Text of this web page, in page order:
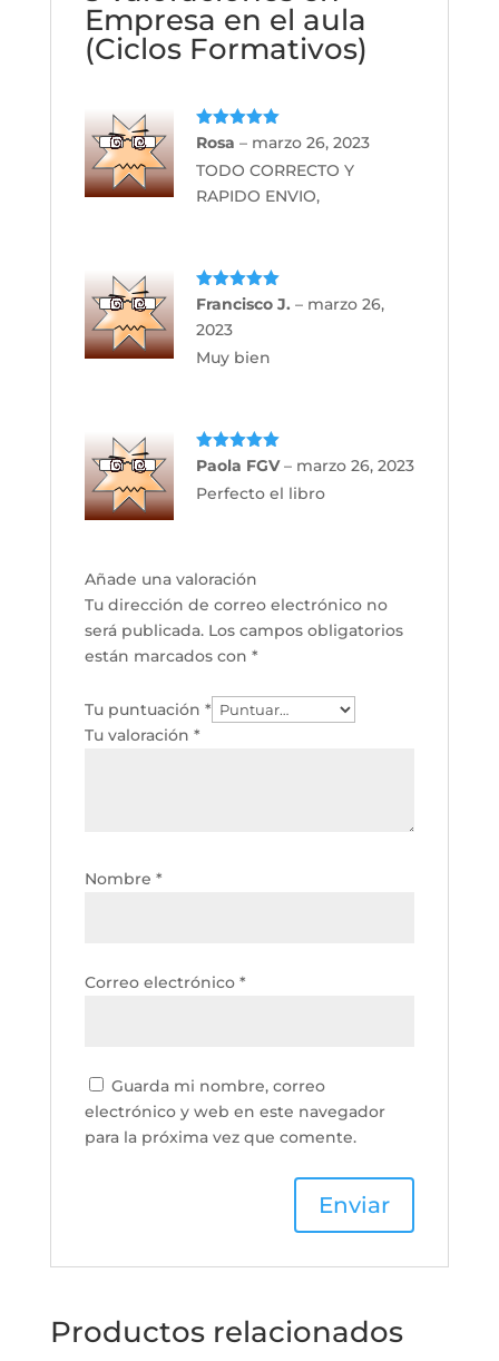
Empresa en el aula
(Ciclos Formativos)
Valorado
Rosa – marzo 26, 2023
TODO CORRECTO Y
RAPIDO ENVIO,
Valorado
Francisco J. – marzo 26,
2023
Muy bien
Valorado
Paola FGV– marzo 26, 2023
Perfecto el libro
Añade una valoración
Tu dirección de correo electrónico no
será publicada. Los campos obligatorios
están marcados con *
Tu puntuación *
Tu valoración *
Nombre *
Correo electrónico *
Guarda mi nombre, correo
electrónico y web en este navegador
para la próxima vez que comente.
Productos relacionados